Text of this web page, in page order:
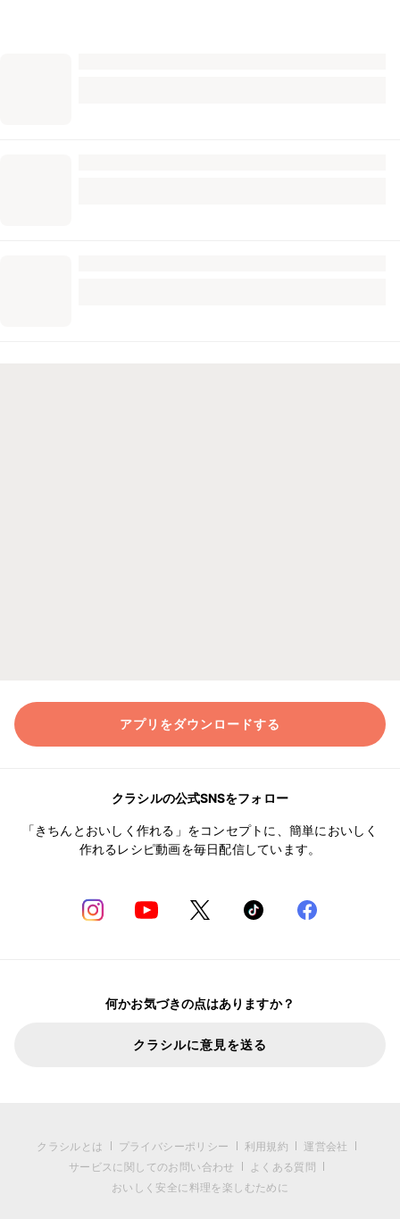
アプリをダウンロードする
クラシルの公式SNSをフォロー
「きちんとおいしく作れる」をコンセプトに、簡単においしく
作れるレシピ動画を毎日配信しています。
何かお気づきの点はありますか？
クラシルに意見を送る
クラシルとは プライバシーポリシー 利用規約
運営会社
サービスに関してのお問い合わせ
よくある質問
おいしく安全に料理を楽しむために